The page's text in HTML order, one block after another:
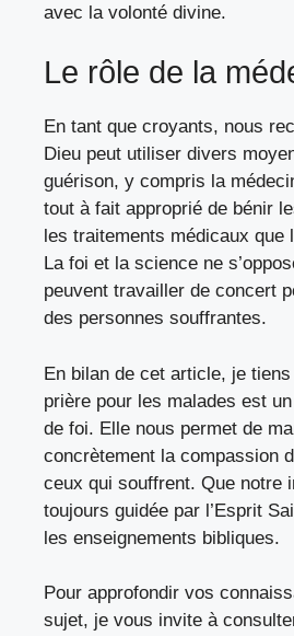
avec la volonté divine.
Le rôle de la
En tant que croyants, nous
Dieu peut utiliser divers
guérison, y compris la
tout à fait approprié de bénir
les traitements médicaux que
La foi et la science ne
peuvent travailler de concert
des personnes souffrantes.
En bilan de cet article, je
prière pour les malades est
de foi. Elle nous permet de
concrètement la compassion
ceux qui souffrent. Que notre
toujours guidée par l’Esprit
les enseignements bibliques.
Pour approfondir vos
sujet, je vous invite à